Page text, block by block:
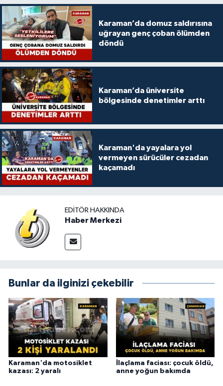
Karaman’da domuz saldırısına
uğrayan genç çoban ölümden
döndü
Karaman’da üniversite
bölgesinde denetimler arttı
Karaman'da yayalara yol
vermeyen sürücüler cezadan
kaçamadı
EDITÖR HAKKINDA
Haber Merkezi
Bunlar da ilginizi çekebilir
Karaman'da motosiklet
kazası: 2 yaralı
İlaçlama faciası: çocuk öldü,
anne yoğun bakımda